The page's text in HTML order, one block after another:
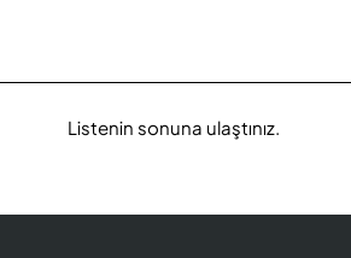
Listenin sonuna ulaştınız.